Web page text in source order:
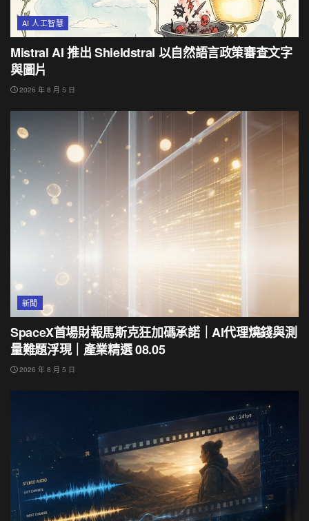
AI 人工智慧
Mistral AI 推出 Shieldstral 以自然語言政策審查文字
與圖片
2026 年 8 月 5 日
新聞
SpaceX首場財報馬斯克狂加碼承諾｜AI代理燒錢與測
量難題浮現｜產業精選 08.05
2026 年 8 月 5 日